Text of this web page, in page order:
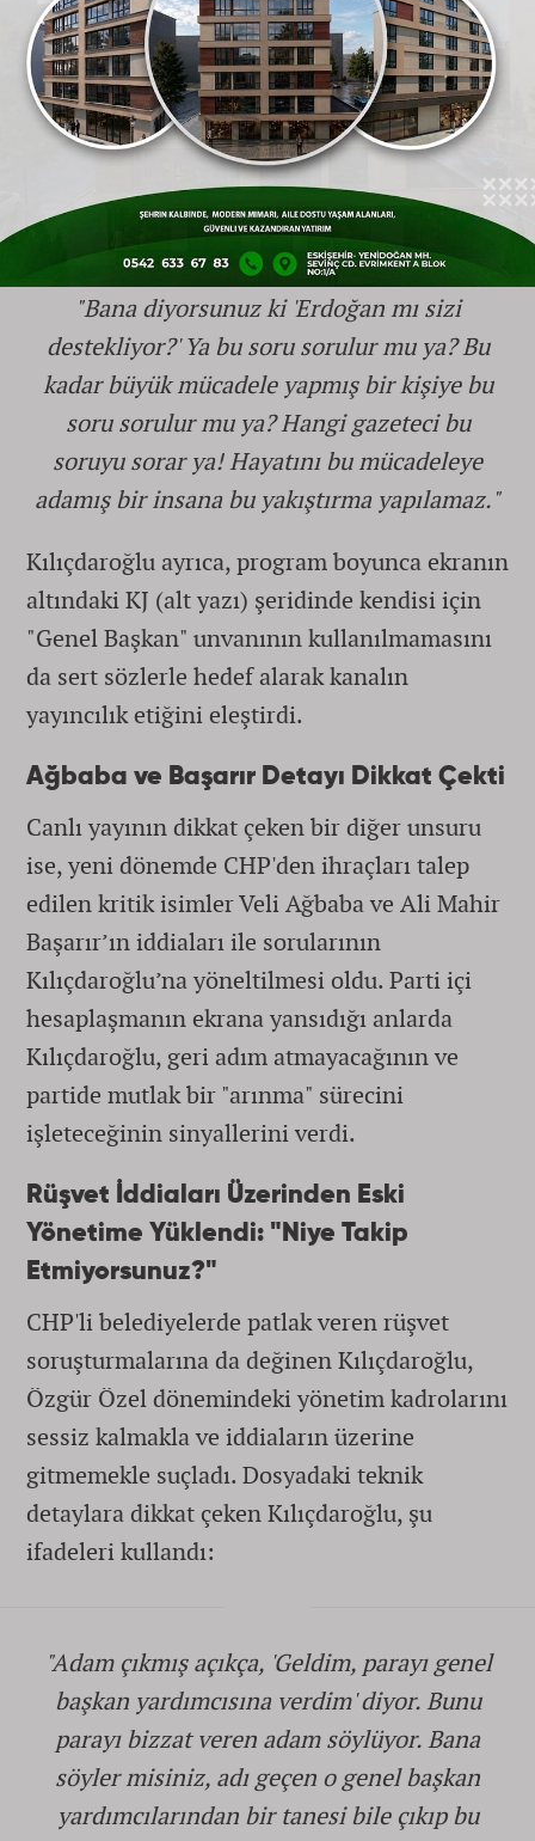
arkasında iktidar desteği olup olmadığına
yönelik imalarda bulunması Kılıçdaroğlu’nu
çileden çıkardı. Sorunun taraflı ve haksız
olduğunu savunan Kılıçdaroğlu, tepkisini şu
sözlerle dile getirdi:
"Bana diyorsunuz ki 'Erdoğan mı sizi
destekliyor?' Ya bu soru sorulur mu ya? Bu
kadar büyük mücadele yapmış bir kişiye bu
soru sorulur mu ya? Hangi gazeteci bu
soruyu sorar ya! Hayatını bu mücadeleye
adamış bir insana bu yakıştırma yapılamaz."
Kılıçdaroğlu ayrıca, program boyunca ekranın
altındaki KJ (alt yazı) şeridinde kendisi için
"Genel Başkan" unvanının kullanılmamasını
da sert sözlerle hedef alarak kanalın
yayıncılık etiğini eleştirdi.
Ağbaba ve Başarır Detayı Dikkat Çekti
Canlı yayının dikkat çeken bir diğer unsuru
ise, yeni dönemde CHP'den ihraçları talep
edilen kritik isimler Veli Ağbaba ve Ali Mahir
Başarır’ın iddiaları ile sorularının
Kılıçdaroğlu’na yöneltilmesi oldu. Parti içi
hesaplaşmanın ekrana yansıdığı anlarda
Kılıçdaroğlu, geri adım atmayacağının ve
partide mutlak bir "arınma" sürecini
işleteceğinin sinyallerini verdi.
Rüşvet İddiaları Üzerinden Eski
Yönetime Yüklendi: "Niye Takip
Etmiyorsunuz?"
CHP'li belediyelerde patlak veren rüşvet
soruşturmalarına da değinen Kılıçdaroğlu,
Özgür Özel dönemindeki yönetim kadrolarını
sessiz kalmakla ve iddiaların üzerine
gitmemekle suçladı. Dosyadaki teknik
detaylara dikkat çeken Kılıçdaroğlu, şu
ifadeleri kullandı:
"Adam çıkmış açıkça, 'Geldim, parayı genel
başkan yardımcısına verdim' diyor. Bunu
parayı bizzat veren adam söylüyor. Bana
söyler misiniz, adı geçen o genel başkan
yardımcılarından bir tanesi bile çıkıp bu